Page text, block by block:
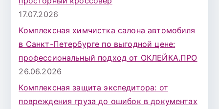
17.07.2026
Комплексная химчистка салона автомобиля
в Санкт-Петербурге по выгодной цене:
профессиональный подход от ОКЛЕЙКА.ПРО
26.06.2026
Комплексная защита экспедитора: от
повреждения груза до ошибок в документах